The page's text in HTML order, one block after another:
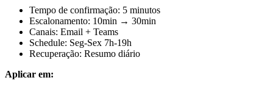
Tempo de confirmação: 5 minutos
Escalonamento: 10min → 30min
Canais: Email + Teams
Schedule: Seg-Sex 7h-19h
Recuperação: Resumo diário
Aplicar em: